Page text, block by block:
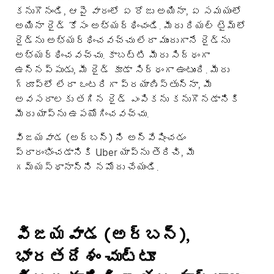
కనుగొనండి, ఆపై వారంలో ఏ రోజు అయినా, ఏ సమయంలో
అయినా రైడ్ కోసం అభ్యర్థించండి. మీరు రియల్ టైమ్‌లో
రైడ్‌ను అభ్యర్థించవచ్చు లేదా ముందుగానే రైడ్‌ను
అభ్యర్థించవచ్చు. కాబట్టి మీరు సిద్ధంగా
ఉన్నప్పుడు, మీ రైడ్ కూడా సిద్ధంగా ఉంటుంది. మీరు
గ్రూప్؜లో లేదా ఒంటరిగా ప్రయాణిస్తున్నా, మీ
అవసరాలకు తగిన రైడ్ ఎంపికను కనుగొనడానికి
మీరు యాప్‌ను ఉపయోగించవచ్చు.
విజయవాడ (అర్బన్) ని అన్వేషించడం
ప్రారంభించడానికి Uber యాప్‌ను తెరిచి, మీ
గమ్యస్థానాన్ని నమోదు చేయండి.
విజయవాడ (అర్బన్),
భారతదేశం చుట్టూ